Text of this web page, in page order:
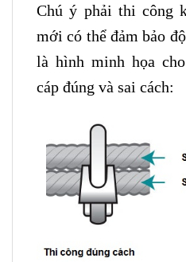
Chú ý phải thi công
mới có thể đảm bảo
là hình minh họa
cáp đúng và sai cách: